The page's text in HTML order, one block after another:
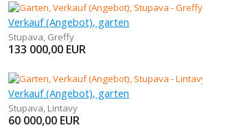
Verkauf (Angebot), garten
Stupava, Greffy
133 000,00 EUR
Verkauf (Angebot), garten
Stupava, Lintavy
60 000,00 EUR